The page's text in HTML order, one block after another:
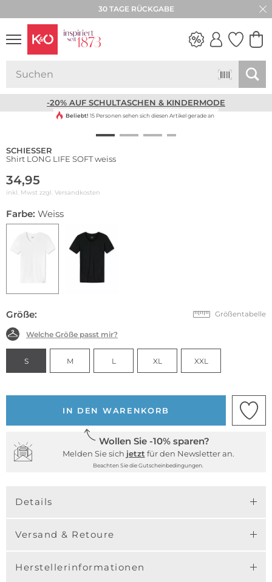
30 TAGE RÜCKGABE
-20% AUF SCHULTASCHEN & KINDERMODE
Beliebt! 15 Personen sehen sich diesen Artikel gerade an
SCHIESSER
Shirt LONG LIFE SOFT weiss
34,95
inkl. Mwst zzgl. Versandkosten
Farbe: Weiss
Größe: Größentabelle
Welche Größe passt mir?
S M L XL XXL
IN DEN WARENKORB
Wollen Sie -10% sparen?
Melden Sie sich jetzt für den Newsletter an.
Beachten Sie die Gutscheinbedingungen.
Details
Versand & Retoure
Herstellerinformationen